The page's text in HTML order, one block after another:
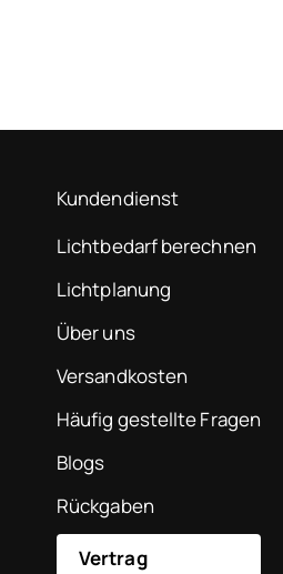
Kundendienst
Lichtbedarf berechnen
Lichtplanung
Über uns
Versandkosten
Häufig gestellte Fragen
Blogs
Rückgaben
Vertrag